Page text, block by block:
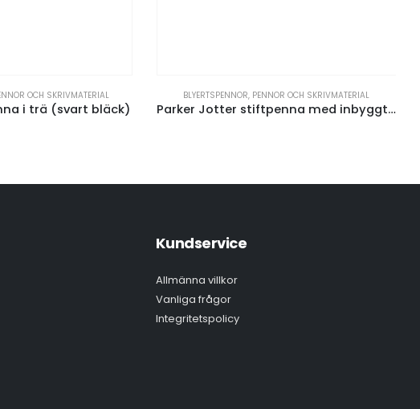
OCH SKRIVMATERIAL
i trä (svart bläck)
BLYERTSPENNOR, PENNOR OCH SKRIVMATERIAL
Parker Jotter stiftpenna med inbyggt suddgummi (svart bläck)
Kundservice
Allmänna villkor
Vanliga frågor
Integritetspolicy